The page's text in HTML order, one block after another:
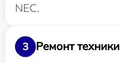
NEC.
3
Ремонт техники